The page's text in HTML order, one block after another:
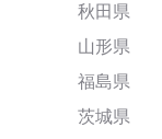
秋田県
山形県
福島県
茨城県